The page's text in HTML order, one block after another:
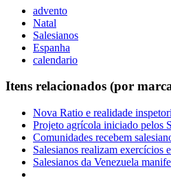
advento
Natal
Salesianos
Espanha
calendario
Itens relacionados (por
Nova Ratio e realidade
Projeto agrícola iniciado pelos
Comunidades recebem
Salesianos realizam exercícios
Salesianos da Venezuela